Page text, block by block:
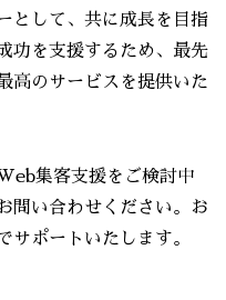
として、共に成長を目指
功を支援するため、最先
高のサービスを提供いた
集客支援をご検討中
問い合わせください。お
サポートいたします。